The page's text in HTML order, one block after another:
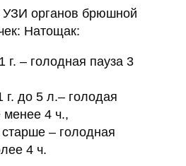
УЗИ органов брюшной
Натощак:
г. – голодная пауза 3
г. до 5 л.– голодая
менее 4 ч.,
– голодная
4 ч.